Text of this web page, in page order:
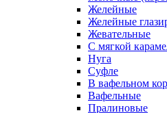
Желейные
Желейные
Жевательные
С мягкой
Нуга
Суфле
В вафельном
Вафельные
Пралиновые